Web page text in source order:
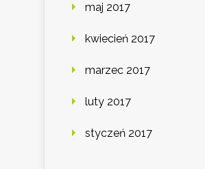
maj 2017
kwiecień 2017
marzec 2017
luty 2017
styczeń 2017